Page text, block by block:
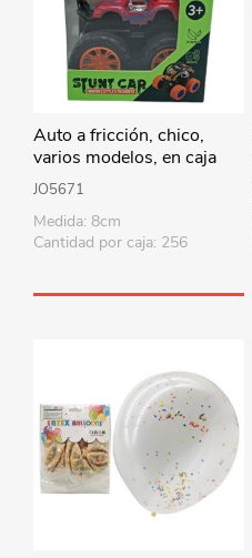
Auto a fricción, chico,
varios modelos, en caja
JO5671
Medida: 8cm
Cantidad por caja: 256